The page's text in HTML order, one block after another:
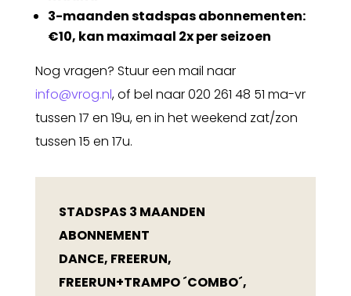
3-maanden stadspas abonnementen:
€10, kan maximaal 2x per seizoen
Nog vragen? Stuur een mail naar
info@vrog.nl, of bel naar 020 261 48 51 ma-vr
tussen 17 en 19u, en in het weekend zat/zon
tussen 15 en 17u.
STADSPAS 3 MAANDEN
ABONNEMENT
DANCE, FREERUN,
FREERUN+TRAMPO ´COMBO´,